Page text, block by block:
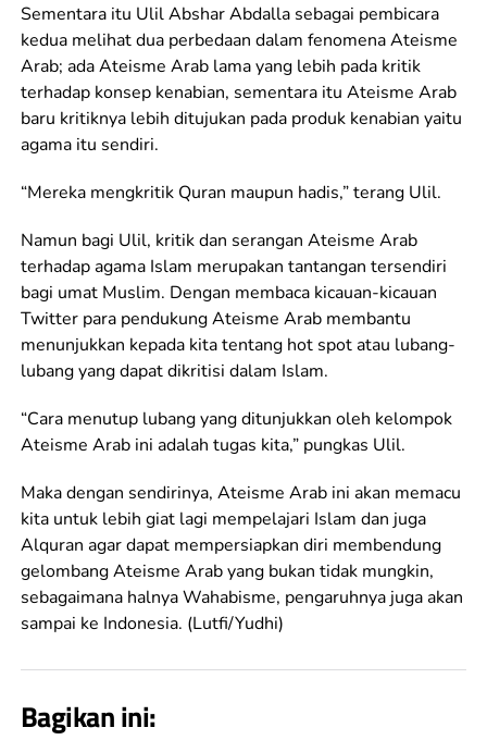
Sementara itu Ulil Abshar Abdalla sebagai pembicara
kedua melihat dua perbedaan dalam fenomena Ateisme
Arab; ada Ateisme Arab lama yang lebih pada kritik
terhadap konsep kenabian, sementara itu Ateisme Arab
baru kritiknya lebih ditujukan pada produk kenabian yaitu
agama itu sendiri.
“Mereka mengkritik Quran maupun hadis,” terang Ulil.
Namun bagi Ulil, kritik dan serangan Ateisme Arab
terhadap agama Islam merupakan tantangan tersendiri
bagi umat Muslim. Dengan membaca kicauan-kicauan
Twitter para pendukung Ateisme Arab membantu
menunjukkan kepada kita tentang hot spot atau lubang-
lubang yang dapat dikritisi dalam Islam.
“Cara menutup lubang yang ditunjukkan oleh kelompok
Ateisme Arab ini adalah tugas kita,” pungkas Ulil.
Maka dengan sendirinya, Ateisme Arab ini akan memacu
kita untuk lebih giat lagi mempelajari Islam dan juga
Alquran agar dapat mempersiapkan diri membendung
gelombang Ateisme Arab yang bukan tidak mungkin,
sebagaimana halnya Wahabisme, pengaruhnya juga akan
sampai ke Indonesia. (Lutfi/Yudhi)
Bagikan ini: